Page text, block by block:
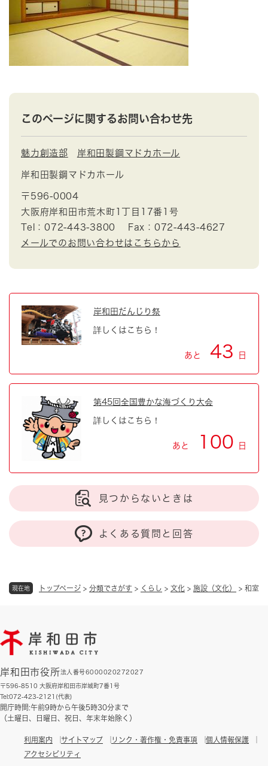
現在地 トップページ > 分類でさがす > くらし > 文化 > 施設（文化） > 和室
このページに関するお問い合わせ先
魅力創造部 岸和田製鋼マドカホール
岸和田製鋼マドカホール
〒596-0004
大阪府岸和田市荒木町1丁目17番1号
Tel：072-443-3800
Fax：072-443-4627
メールでのお問い合わせはこちらから
岸和田だんじり祭
詳しくはこちら！
あと 43 日
第45回全国豊かな海づくり大会
詳しくはこちら！
あと 100 日
見つからないときは
よくある質問と回答
岸和田市役所法人番号6000020272027
〒596-8510 大阪府岸和田市岸城町7番1号
Tel:072-423-2121(代表)
開庁時間:午前9時から午後5時30分まで
（土曜日、日曜日、祝日、年末年始除く）
利用案内 サイトマップ リンク・著作権・免責事項
個人情報保護
アクセシビリティ